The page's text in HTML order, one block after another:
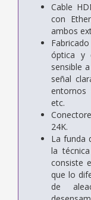
Cable
con
ambos
óptica y
sensible
señal
entornos
etc.
24K.
La funda
la
consiste
que lo
de